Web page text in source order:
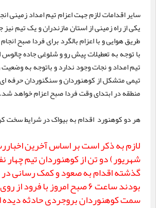
سایر اقدامات لازم جهت اعزام تیم امداد زمینی
یکی از راه زمینی از استان مازندران و یک تیم
طریق هوایی و با اعزام بالگرد برای فردا صبح
با توجه به تعطیلات پیش رو و شلوغی جاده چالوس
تیم امداد و نجات وجود ندارد و باتوجه به
تیمی متشکل از کوهنوردان و سنگنوردان حرفه
منطقه در ابتدای وقت فردا صبح اعزام خواهد شد.
هر دو کوهنورد اقدام به بیواک در شرایط سخت
شهریور) دو تن از کوهنوردان تیم
گذشته اقدام به صعود و کمک رسانی در
بودند ساعت ۶ صبح امروز با
سمت کوهنوردان بروجردی حادثه دیده